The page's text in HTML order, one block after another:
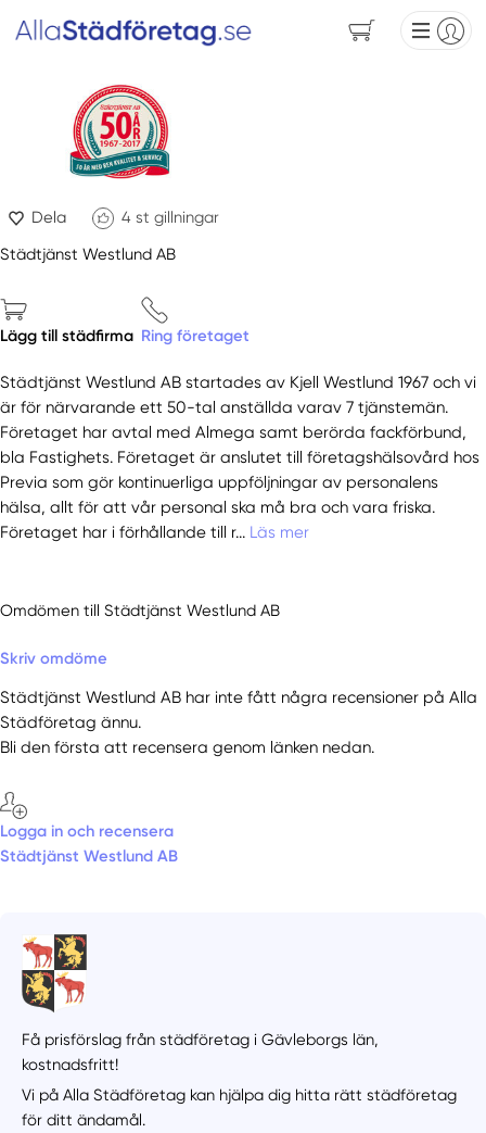
Dela 4 st gillningar
Städtjänst Westlund AB
Lägg till städfirma Ring företaget
Städtjänst Westlund AB startades av Kjell Westlund 1967 och vi
är för närvarande ett 50-tal anställda varav 7 tjänstemän.
Företaget har avtal med Almega samt berörda fackförbund,
bla Fastighets. Företaget är anslutet till företagshälsovård hos
Previa som gör kontinuerliga uppföljningar av personalens
hälsa, allt för att vår personal ska må bra och vara friska.
Företaget har i förhållande till r... Läs mer
Omdömen till Städtjänst Westlund AB
Skriv omdöme
Städtjänst Westlund AB har inte fått några recensioner på Alla
Städföretag ännu.
Bli den första att recensera genom länken nedan.
Logga in och recensera
Städtjänst Westlund AB
Få prisförslag från städföretag i Gävleborgs län,
kostnadsfritt!
Vi på Alla Städföretag kan hjälpa dig hitta rätt städföretag
för ditt ändamål.